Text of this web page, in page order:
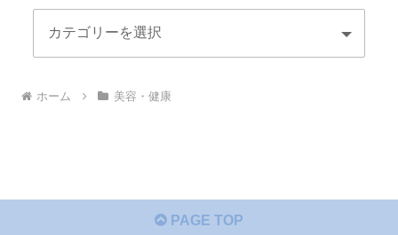
ホーム 美容・健康
PAGE TOP